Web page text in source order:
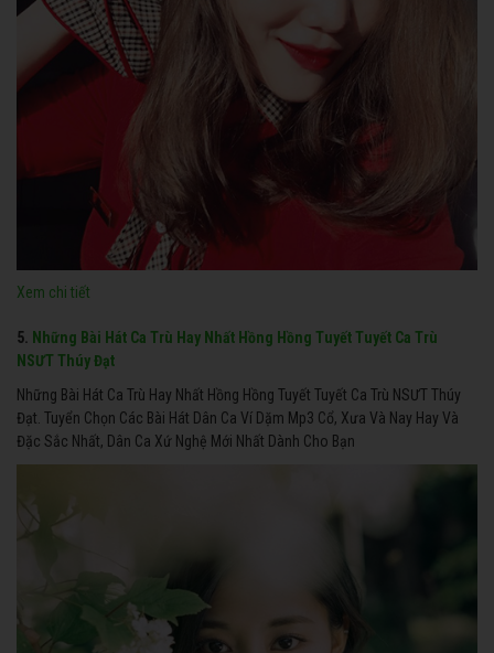
Xem chi tiết
5.
Những Bài Hát Ca Trù Hay Nhất Hồng Hồng Tuyết Tuyết Ca Trù
NSƯT Thúy Đạt
Những Bài Hát Ca Trù Hay Nhất Hồng Hồng Tuyết Tuyết Ca Trù NSƯT Thúy
Đạt. Tuyển Chọn Các Bài Hát Dân Ca Ví Dặm Mp3 Cổ, Xưa Và Nay Hay Và
Đặc Sắc Nhất, Dân Ca Xứ Nghệ Mới Nhất Dành Cho Bạn